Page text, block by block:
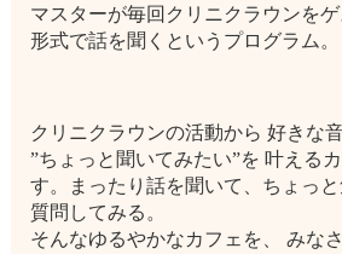
マスターが毎回クリニクラウンを
形式で話を聞くというプログラム。
クリニクラウンの活動から 好きな音
”ちょっと聞いてみたい”を 叶える
す。まったり話を聞いて、ちょっと
質問してみる。
そんなゆるやかなカフェを、 みな